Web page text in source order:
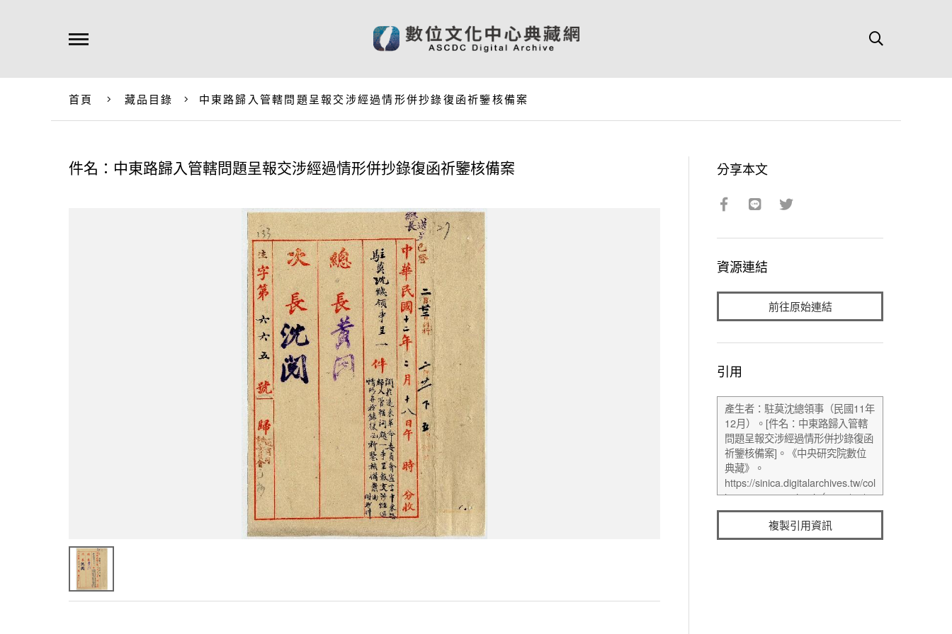
首頁 藏品目錄 中東路歸入管轄問題呈報交涉經過情形併抄錄復函祈鑒核備案
件名：中東路歸入管轄問題呈報交涉經過情形併抄錄復函祈鑒核備案 分享本文
資源連結
前往原始連結
引用
複製引用資訊